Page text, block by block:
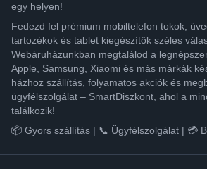
egy helyen!
Fedezd fel prémium mobiltelefon tokok,
tartozékok és tablet kiegészítők széles
Webáruházunkban megtalálod a
Apple, Samsung, Xiaomi és más márkák
házhoz szállítás, folyamatos akciók és
ügyfélszolgálat – SmartDiszkont, ahol a
találkozik!
📦 Gyors szállítás | 📞 Ügyfélszolgálat | 💳